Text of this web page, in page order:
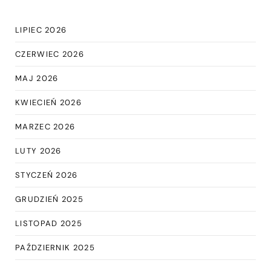
LIPIEC 2026
CZERWIEC 2026
MAJ 2026
KWIECIEŃ 2026
MARZEC 2026
LUTY 2026
STYCZEŃ 2026
GRUDZIEŃ 2025
LISTOPAD 2025
PAŹDZIERNIK 2025